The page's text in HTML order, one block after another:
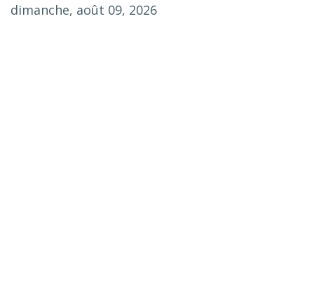
dimanche, août 09, 2026